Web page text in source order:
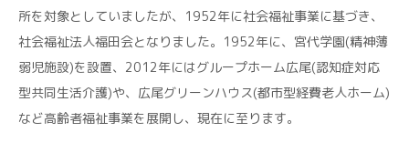
所を対象としていましたが、1952年に社会福祉事業に基づき、
社会福祉法人福田会となりました。1952年に、宮代学園(精神薄
弱児施設)を設置、2012年にはグループホーム広尾(認知症対応
型共同生活介護)や、広尾グリーンハウス(都市型経費老人ホーム)
など高齢者福祉事業を展開し、現在に至ります。